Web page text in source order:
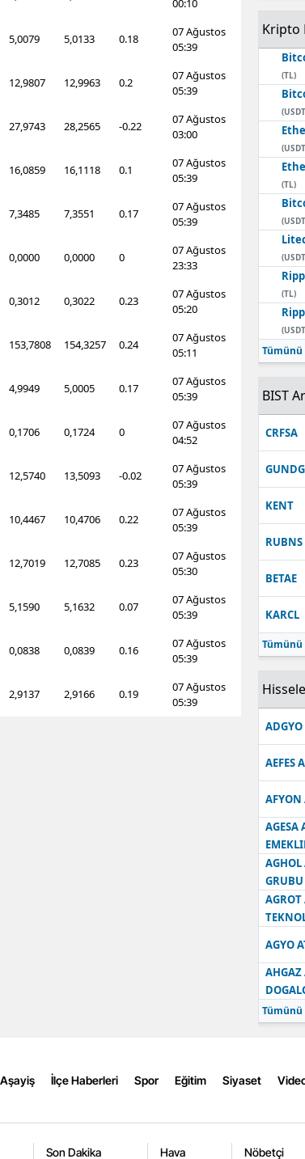
Hatay
Mersin
İstanbul
İzmir
Kastamonu
Kayseri
Kırklareli
Kocaeli
Konya
Kütahya
Manisa
Kahramanmaraş
Mardin
Muğla
Nevşehir
Niğde
Şanlıurfa
Uşak
00:10
5,0079 5,0133 0.18
07 Ağustos
05:39
12,9807 12,9963 0.2
07 Ağustos
05:39
27,9743 28,2565 -0.22
07 Ağustos
03:00
16,0859 16,1118 0.1
07 Ağustos
05:39
7,3485 7,3551 0.17
07 Ağustos
05:39
0,0000 0,0000 0
07 Ağustos
23:33
0,3012 0,3022 0.23
07 Ağustos
05:20
153,7808 154,3257 0.24
07 Ağustos
05:11
4,9949 5,0005 0.17
07 Ağustos
05:39
0,1706 0,1724 0
07 Ağustos
04:52
12,5740 13,5093 -0.02
07 Ağustos
05:39
10,4467 10,4706 0.22
07 Ağustos
05:39
12,7019 12,7085 0.23
07 Ağustos
05:30
5,1590 5,1632 0.07
07 Ağustos
05:39
0,0838 0,0839 0.16
07 Ağustos
05:39
2,9137 2,9166 0.19
07 Ağustos
05:39
Kripto
(TL)
(TL)
(TL)
Tümünü
BIST
CRFSA
GUNDG
KENT
RUBNS
BETAE
KARCL
Tümünü
AEFES
AFYON
AGESA
AGROT
AGYO
AHGAZ
Tümünü
Aşayiş İlçe Haberleri Spor Eğitim Siyaset
Son Dakika Hava Nöbetçi